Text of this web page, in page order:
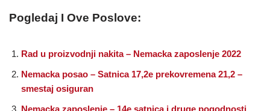
Pogledaj I Ove Poslove:
Rad u proizvodnji nakita – Nemacka zaposlenje 2022
Nemacka posao – Satnica 17,2e prekovremena 21,2 –
smestaj osiguran
Nemacka zaposlenje – 14e satnica i druge pogodnosti